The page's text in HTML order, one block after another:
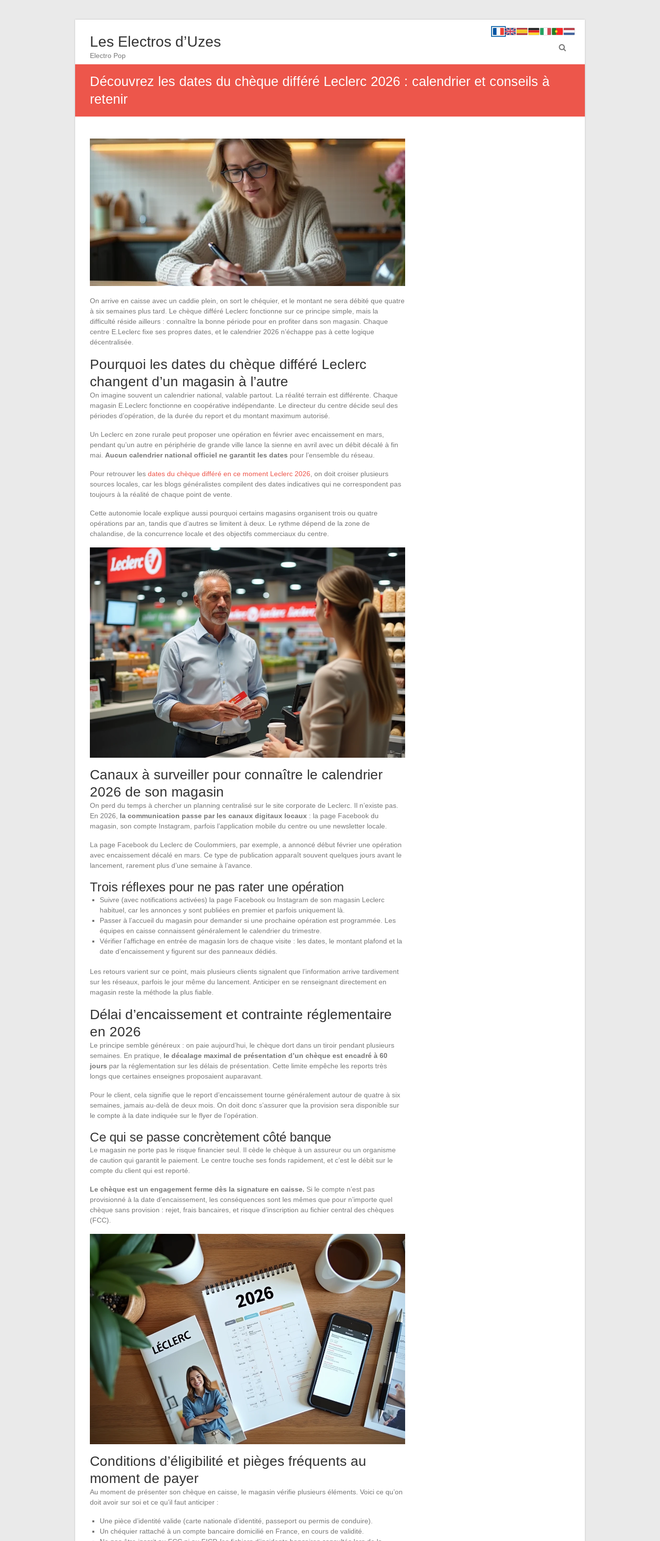
Les Electros d’Uzes
Electro Pop
Découvrez les dates du chèque différé Leclerc 2026 : calendrier et conseils à
retenir
On arrive en caisse avec un caddie plein, on sort le chéquier, et le montant ne sera débité que quatre
à six semaines plus tard. Le chèque différé Leclerc fonctionne sur ce principe simple, mais la
difficulté réside ailleurs : connaître la bonne période pour en profiter dans son magasin. Chaque
centre E.Leclerc fixe ses propres dates, et le calendrier 2026 n’échappe pas à cette logique
décentralisée.
Pourquoi les dates du chèque différé Leclerc
changent d’un magasin à l’autre
On imagine souvent un calendrier national, valable partout. La réalité terrain est différente. Chaque
magasin E.Leclerc fonctionne en coopérative indépendante. Le directeur du centre décide seul des
périodes d’opération, de la durée du report et du montant maximum autorisé.
Un Leclerc en zone rurale peut proposer une opération en février avec encaissement en mars,
pendant qu’un autre en périphérie de grande ville lance la sienne en avril avec un débit décalé à fin
mai. Aucun calendrier national officiel ne garantit les dates pour l’ensemble du réseau.
Pour retrouver les dates du chèque différé en ce moment Leclerc 2026 , on doit croiser plusieurs
sources locales, car les blogs généralistes compilent des dates indicatives qui ne correspondent pas
toujours à la réalité de chaque point de vente.
Cette autonomie locale explique aussi pourquoi certains magasins organisent trois ou quatre
opérations par an, tandis que d’autres se limitent à deux. Le rythme dépend de la zone de
chalandise, de la concurrence locale et des objectifs commerciaux du centre.
Canaux à surveiller pour connaître le calendrier
2026 de son magasin
On perd du temps à chercher un planning centralisé sur le site corporate de Leclerc. Il n’existe pas.
En 2026, la communication passe par les canaux digitaux locaux : la page Facebook du
magasin, son compte Instagram, parfois l’application mobile du centre ou une newsletter locale.
La page Facebook du Leclerc de Coulommiers, par exemple, a annoncé début février une opération
avec encaissement décalé en mars. Ce type de publication apparaît souvent quelques jours avant le
lancement, rarement plus d’une semaine à l’avance.
Trois réflexes pour ne pas rater une opération
Suivre (avec notifications activées) la page Facebook ou Instagram de son magasin Leclerc
habituel, car les annonces y sont publiées en premier et parfois uniquement là.
Passer à l’accueil du magasin pour demander si une prochaine opération est programmée. Les
équipes en caisse connaissent généralement le calendrier du trimestre.
Vérifier l’affichage en entrée de magasin lors de chaque visite : les dates, le montant plafond et la
date d’encaissement y figurent sur des panneaux dédiés.
Les retours varient sur ce point, mais plusieurs clients signalent que l’information arrive tardivement
sur les réseaux, parfois le jour même du lancement. Anticiper en se renseignant directement en
magasin reste la méthode la plus fiable.
Délai d’encaissement et contrainte réglementaire
en 2026
Le principe semble généreux : on paie aujourd’hui, le chèque dort dans un tiroir pendant plusieurs
semaines. En pratique, le décalage maximal de présentation d’un chèque est encadré à 60
jours par la réglementation sur les délais de présentation. Cette limite empêche les reports très
longs que certaines enseignes proposaient auparavant.
Pour le client, cela signifie que le report d’encaissement tourne généralement autour de quatre à six
semaines, jamais au-delà de deux mois. On doit donc s’assurer que la provision sera disponible sur
le compte à la date indiquée sur le flyer de l’opération.
Ce qui se passe concrètement côté banque
Le magasin ne porte pas le risque financier seul. Il cède le chèque à un assureur ou un organisme
de caution qui garantit le paiement. Le centre touche ses fonds rapidement, et c’est le débit sur le
compte du client qui est reporté.
Le chèque est un engagement ferme dès la signature en caisse. Si le compte n’est pas
provisionné à la date d’encaissement, les conséquences sont les mêmes que pour n’importe quel
chèque sans provision : rejet, frais bancaires, et risque d’inscription au fichier central des chèques
(FCC).
Conditions d’éligibilité et pièges fréquents au
moment de payer
Au moment de présenter son chèque en caisse, le magasin vérifie plusieurs éléments. Voici ce qu’on
doit avoir sur soi et ce qu’il faut anticiper :
Une pièce d’identité valide (carte nationale d’identité, passeport ou permis de conduire).
Un chéquier rattaché à un compte bancaire domicilié en France, en cours de validité.